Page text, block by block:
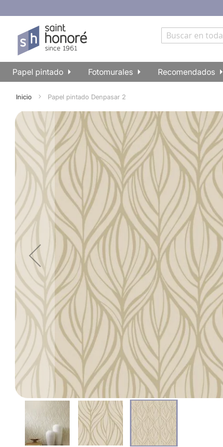
al
contenido
Papel pintado Fotomurales Recomendados
Inicio Papel pintado Denpasar 2
Skip
to
the
end
of
the
images
gallery